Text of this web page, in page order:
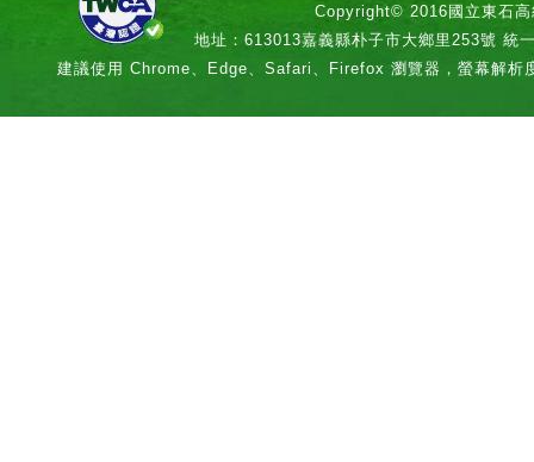
Copyright© 2016國立東石高
地址：613013嘉義縣朴子市大鄉里253號 統
建議使用 Chrome、Edge、Safari、Firefox 瀏覽器，螢幕解